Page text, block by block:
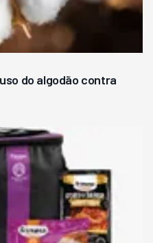
do algodão contra